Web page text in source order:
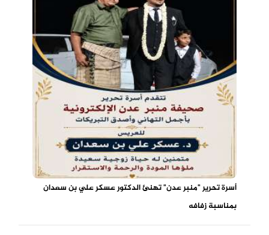
أسرة تحرير "منبر عدن" تهنئ الدكتور عسكر علي بن سعدان
بمناسبة زفافه